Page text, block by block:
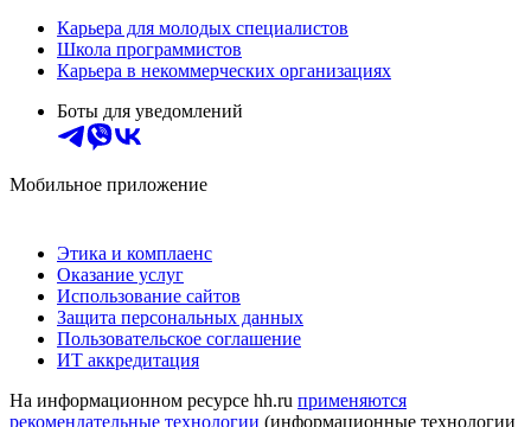
Карьера для молодых специалистов
Школа программистов
Карьера в некоммерческих организациях
Боты для уведомлений
Мобильное приложение
Этика и комплаенс
Оказание услуг
Использование сайтов
Защита персональных данных
Пользовательское соглашение
ИТ аккредитация
На информационном ресурсе hh.ru применяются
рекомендательные технологии (информационные технологии